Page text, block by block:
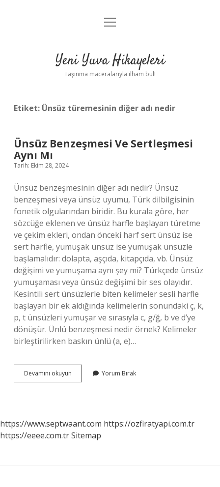
Anasayfa
Yasal Uyarı
menüyü
Yeni Yuva Hikayeleri
Taşınma maceralarıyla ilham bul!
Etiket: Ünsüz türemesinin diğer adı nedir
Ünsüz Benzeşmesi Ve Sertleşmesi
Aynı Mı
Tarih: Ekim 28, 2024
Ünsüz benzeşmesinin diğer adı nedir? Ünsüz
benzeşmesi veya ünsüz uyumu, Türk dilbilgisinin
fonetik olgularından biridir. Bu kurala göre, her
sözcüğe eklenen ve ünsüz harfle başlayan türetme
ve çekim ekleri, ondan önceki harf sert ünsüz ise
sert harfle, yumuşak ünsüz ise yumuşak ünsüzle
başlamalıdır: dolapta, aşçıda, kitapçıda, vb. Ünsüz
değişimi ve yumuşama aynı şey mi? Türkçede ünsüz
yumuşaması veya ünsüz değişimi bir ses olayıdır.
Kesintili sert ünsüzlerle biten kelimeler sesli harfle
başlayan bir ek aldığında kelimelerin sonundaki ç, k,
p, t ünsüzleri yumuşar ve sırasıyla c, g/ğ, b ve d’ye
dönüşür. Ünlü benzeşmesi nedir örnek? Kelimeler
birleştirilirken baskın ünlü (a, e)…
Devamını okuyun
Benzeşmesi
Yorum Bırak
https://www.septwaant.com https://ozfiratyapi.com.tr
https://eeee.com.trSitemap